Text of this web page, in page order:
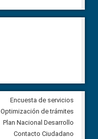
Veeduría Ciudadana para
construcción del asfaltado de
Ballenita del cantón Santa
Encuesta de servicios
Optimización de trámites
Plan Nacional Desarrollo
Contacto Ciudadano